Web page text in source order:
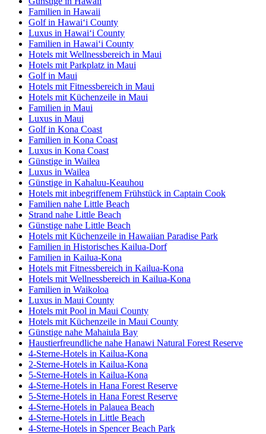
Familien in Hawaii
Golf in Hawaiʻi County
Luxus in Hawaiʻi County
Familien in Hawaiʻi County
Hotels mit Wellnessbereich in Maui
Hotels mit Parkplatz in Maui
Golf in Maui
Hotels mit Fitnessbereich in Maui
Hotels mit Küchenzeile in Maui
Familien in Maui
Luxus in Maui
Golf in Kona Coast
Familien in Kona Coast
Luxus in Kona Coast
Günstige in Wailea
Luxus in Wailea
Günstige in Kahaluu-Keauhou
Hotels mit inbegriffenem Frühstück in Captain Cook
Familien nahe Little Beach
Strand nahe Little Beach
Günstige nahe Little Beach
Hotels mit Küchenzeile in Hawaiian Paradise Park
Familien in Historisches Kailua-Dorf
Familien in Kailua-Kona
Hotels mit Fitnessbereich in Kailua-Kona
Hotels mit Wellnessbereich in Kailua-Kona
Familien in Waikoloa
Luxus in Maui County
Hotels mit Pool in Maui County
Hotels mit Küchenzeile in Maui County
Günstige nahe Mahaiula Bay
Haustierfreundliche nahe Hanawi Natural Forest Reserve
4-Sterne-Hotels in Kailua-Kona
2-Sterne-Hotels in Kailua-Kona
5-Sterne-Hotels in Kailua-Kona
4-Sterne-Hotels in Hana Forest Reserve
5-Sterne-Hotels in Hana Forest Reserve
4-Sterne-Hotels in Palauea Beach
4-Sterne-Hotels in Little Beach
4-Sterne-Hotels in Spencer Beach Park